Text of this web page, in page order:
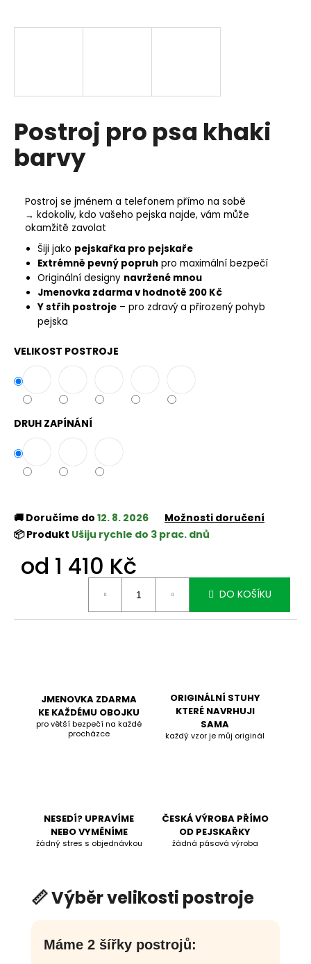
Postroj pro psa khaki
barvy
Postroj se jménem a telefonem přímo na sobě
→ kdokoliv, kdo vašeho pejska najde, vám může
okamžitě zavolat
Šiji jako pejskařka pro pejskaře
Extrémně pevný popruh pro maximální bezpečí
Originální designy navržené mnou
Jmenovka zdarma v hodnotě 200 Kč
Y střih postroje – pro zdravý a přirozený pohyb
pejska
VELIKOST POSTROJE
DRUH ZAPÍNÁNÍ
🚚 Doručíme do 12. 8. 2026
Možnosti doručení
📦 Produkt Ušiju rychle do 3 prac. dnů
od 1 410 Kč
DO KOŠÍKU
JMENOVKA ZDARMA
KE KAŽDÉMU OBOJKU
pro větší bezpečí na každé
procházce
ORIGINÁLNÍ STUHY
KTERÉ NAVRHUJI
SAMA
každý vzor je můj originál
NESEDÍ? UPRAVÍME
NEBO VYMĚNÍME
žádný stres s objednávkou
ČESKÁ VÝROBA PŘÍMO
OD PEJSKAŘKY
žádná pásová výroba
📏 Výběr velikosti postroje
Máme 2 šířky postrojů:
j
?
j
e
m
e